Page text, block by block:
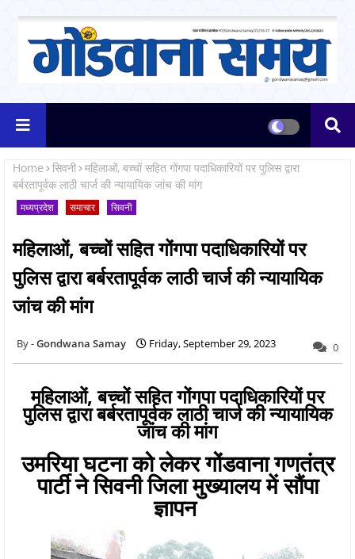
Home सिवनी महिलाओं, बच्चों सहित गोंगपा पदाधिकारियों पर पुलिस द्वारा
बर्बरतापूर्वक लाठी चार्ज की न्यायायिक जांच की मांग
मध्यप्रदेश समाचार सिवनी
महिलाओं, बच्चों सहित गोंगपा पदाधिकारियों पर
पुलिस द्वारा बर्बरतापूर्वक लाठी चार्ज की न्यायायिक
जांच की मांग
Gondwana Samay Friday, September 29, 2023 0
महिलाओं, बच्चों सहित गोंगपा पदाधिकारियों पर
पुलिस द्वारा बर्बरतापूर्वक लाठी चार्ज की न्यायायिक
जांच की मांग
उमरिया घटना को लेकर गोंडवाना गणतंत्र
पार्टी ने सिवनी जिला मुख्यालय में सौंपा
ज्ञापन